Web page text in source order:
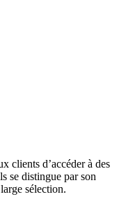
clients d’accéder à des
se distingue par son
sélection.